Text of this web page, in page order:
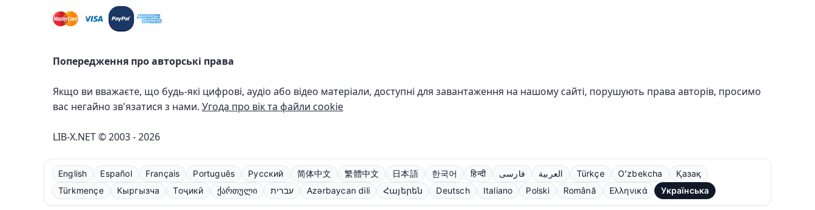
Попередження про авторські права
Якщо ви вважаєте, що будь-які цифрові, аудіо або відео матеріали, доступні для завантаження на нашому сайті, порушують права авторів, просимо
вас негайно зв'язатися з нами. Угода про вік та файли cookie
LIB-X.NET © 2003 - 2026
English Español Français Português Русский 简体中文 繁體中文 日本語 한국어 हिन्दी فارسی العربية Türkçe Oʻzbekcha
Қазақ
Türkmençe
Кыргызча Тоҷикӣ ქართული עברית Azərbaycan dili Հայերեն Deutsch Italiano Polski Română Ελληνικά Українська